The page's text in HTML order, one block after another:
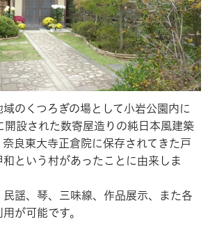
のくつろぎの場として小岩公園内に
設された数寄屋造りの純日本風建築
良東大寺正倉院に保存されてきた戸
という村があったことに由来しま
民謡、琴、三味線、作品展示、また各
が可能です。